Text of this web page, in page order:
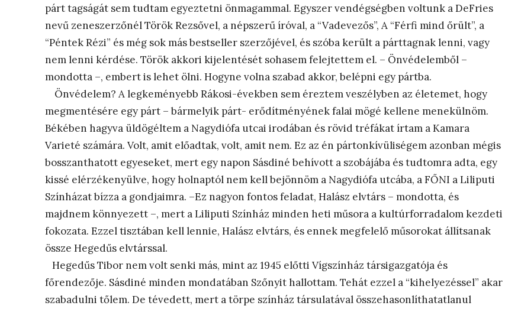
párt tagságát sem tudtam egyeztetni önmagammal. Egyszer vendégségben voltunk a DeFries
nevű zeneszerzőnél Török Rezsővel, a népszerű íróval, a “Vadevezős”, A “Férfi mind őrült”, a
“Péntek Rézi” és még sok más bestseller szerzőjével, és szóba került a párttagnak lenni, vagy
nem lenni kérdése. Török akkori kijelentését sohasem felejtettem el. – Önvédelemből –
mondotta –, embert is lehet ölni. Hogyne volna szabad akkor, belépni egy pártba.
Önvédelem? A legkeményebb Rákosi-években sem éreztem veszélyben az életemet, hogy
megmentésére egy párt – bármelyik párt- erődítményének falai mögé kellene menekülnöm.
Békében hagyva üldögéltem a Nagydiófa utcai irodában és rövid tréfákat írtam a Kamara
Varieté számára. Volt, amit előadtak, volt, amit nem. Ez az én pártonkívüliségem azonban mégis
bosszanthatott egyeseket, mert egy napon Sásdiné behívott a szobájába és tudtomra adta, egy
kissé elérzékenyülve, hogy holnaptól nem kell bejönnöm a Nagydiófa utcába, a FŐNI a Liliputi
Színházat bízza a gondjaimra. –Ez nagyon fontos feladat, Halász elvtárs – mondotta, és
majdnem könnyezett –, mert a Liliputi Színház minden heti műsora a kultúrforradalom kezdeti
fokozata. Ezzel tisztában kell lennie, Halász elvtárs, és ennek megfelelő műsorokat állítsanak
össze Hegedűs elvtárssal.
Hegedűs Tibor nem volt senki más, mint az 1945 előtti Vígszínház társigazgatója és
főrendezője. Sásdiné minden mondatában Szőnyit hallottam. Tehát ezzel a “kihelyezéssel” akar
szabadulni tőlem. De tévedett, mert a törpe színház társulatával összehasonlíthatatlanul